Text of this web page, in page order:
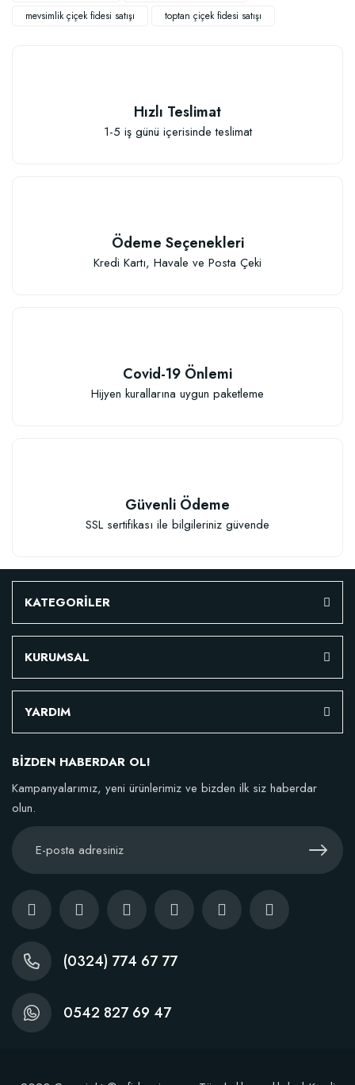
Sebze ve Çiçek Fidesi Dikim Gübresi (50 Fide İçin)
Sepete Ekle
52,18 TL
BestSol Sıvı Solucan Gübresi 1 Litre
146,77 TL
mevsimlik çiçek fidesi satışı
toptan çiçek fidesi satışı
Hızlı Teslimat
1-5 iş günü içerisinde teslimat
Ödeme Seçenekleri
Kredi Kartı, Havale ve Posta Çeki
Covid-19 Önlemi
Hijyen kurallarına uygun paketleme
Güvenli Ödeme
SSL sertifikası ile bilgileriniz güvende
KATEGORİLER
KURUMSAL
YARDIM
BİZDEN HABERDAR OL!
Kampanyalarımız, yeni ürünlerimiz ve bizden ilk siz haberdar
olun.
(0324) 774 67 77
0542 827 69 47